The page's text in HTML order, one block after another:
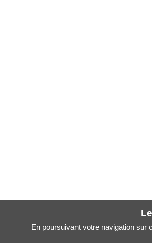
En poursuivant votre navigation